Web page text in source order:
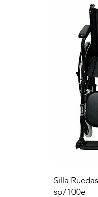
Silla
sp7100e